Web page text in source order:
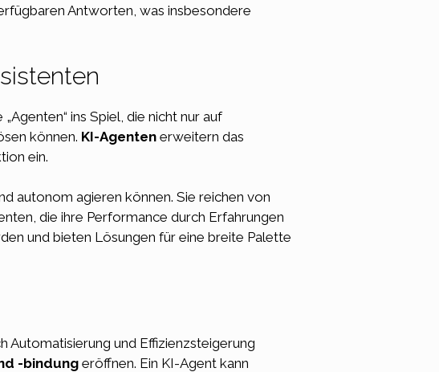
Antworten, was insbesondere
ins Spiel, die nicht nur auf
können. KI-Agenten erweitern das
ein.
autonom agieren können. Sie reichen von
die ihre Performance durch Erfahrungen
und bieten Lösungen für eine breite Palette
Automatisierung und Effizienzsteigerung
-bindung eröffnen. Ein KI-Agent kann